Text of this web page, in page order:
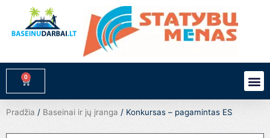
turinio
0
Cart
Pradžia / Baseinai ir jų įranga / Konkursas – pagamintas ES